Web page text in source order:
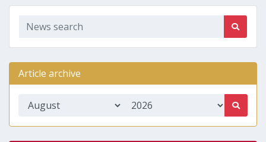
Article archive